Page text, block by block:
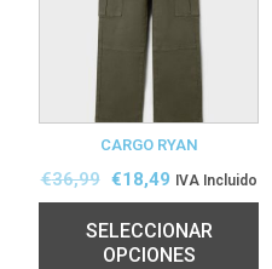
CARGO RYAN
€36,99 €18,49 IVA Incluido
SELECCIONAR
OPCIONES